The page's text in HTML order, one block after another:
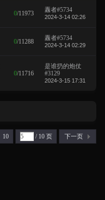
0/11973 纛者#5734
2024-3-14 02:26
0/11288 纛者#5734
2024-3-14 02:29
0/11716
是谁扔的炮仗
#3129
2024-3-15 17:31
10 / 10 页 下一页